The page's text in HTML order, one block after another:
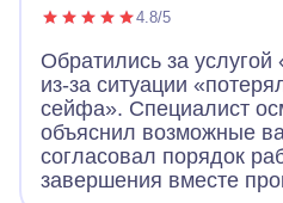
4.8/5
Обратились за
из-за ситуации
сейфа». Специалист
объяснил возможные
согласовал порядок
завершения вместе